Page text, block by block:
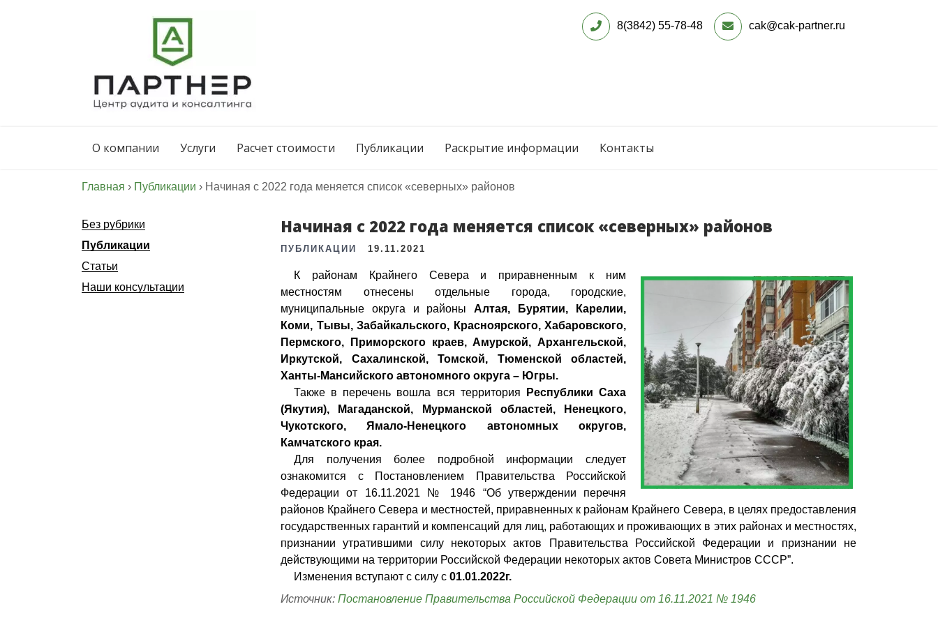
консалтинга
8(3842) 55-78-48 cak@cak-partner.ru
О компании Услуги Расчет стоимости Публикации Раскрытие информации Контакты
Главная › Публикации › Начиная с 2022 года меняется список «северных» районов
Без рубрики
Публикации
Статьи
Наши консультации
Начиная с 2022 года меняется список «северных» районов
ПУБЛИКАЦИИ 19.11.2021
К районам Крайнего Севера и приравненным к ним
местностям отнесены отдельные города, городские,
муниципальные округа и районыАлтая, Бурятии, Карелии,
Коми, Тывы, Забайкальского, Красноярского, Хабаровского,
Пермского, Приморского краев, Амурской, Архангельской,
Иркутской, Сахалинской, Томской, Тюменской областей,
Ханты-Мансийского автономного округа – Югры.
Также в перечень вошла вся территория
Республики Саха
(Якутия), Магаданской, Мурманской областей, Ненецкого,
Чукотского, Ямало-Ненецкого автономных округов,
Камчатского края.
Для получения более подробной информации следует
ознакомится с
Постановлением Правительства Российской
Федерации от 16.11.2021 № 1946 “Об утверждении перечня
районов Крайнего Севера и местностей, приравненных к районам Крайнего Севера, в целях предоставления
государственных гарантий и компенсаций для лиц, работающих и проживающих в этих районах и местностях,
признании утратившими силу некоторых актов Правительства Российской Федерации и признании не
действующими на территории Российской Федерации некоторых актов Совета Министров СССР”.
Изменения вступают с силу с 01.01.2022г.
Источник: Постановление Правительства Российской Федерации от 16.11.2021 № 1946